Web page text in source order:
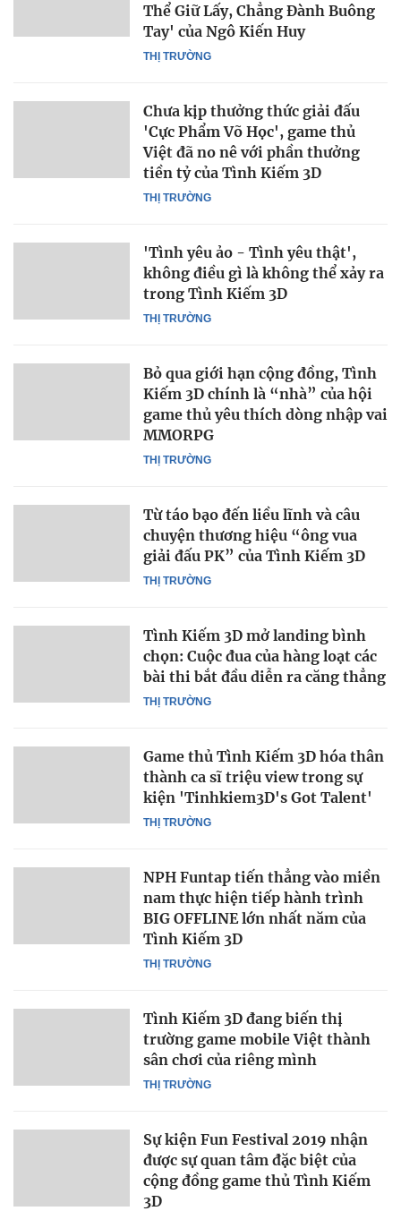
THỊ TRƯỜNG
Thể Giữ Lấy, Chẳng Đành Buông
Tay' của Ngô Kiến Huy
THỊ TRƯỜNG
Chưa kịp thưởng thức giải đấu
'Cực Phẩm Võ Học', game thủ
Việt đã no nê với phần thưởng
tiền tỷ của Tình Kiếm 3D
THỊ TRƯỜNG
'Tình yêu ảo - Tình yêu thật',
không điều gì là không thể xảy ra
trong Tình Kiếm 3D
THỊ TRƯỜNG
Bỏ qua giới hạn cộng đồng, Tình
Kiếm 3D chính là “nhà” của hội
game thủ yêu thích dòng nhập vai
MMORPG
THỊ TRƯỜNG
Từ táo bạo đến liều lĩnh và câu
chuyện thương hiệu “ông vua
giải đấu PK” của Tình Kiếm 3D
THỊ TRƯỜNG
Tình Kiếm 3D mở landing bình
chọn: Cuộc đua của hàng loạt các
bài thi bắt đầu diễn ra căng thẳng
THỊ TRƯỜNG
Game thủ Tình Kiếm 3D hóa thân
thành ca sĩ triệu view trong sự
kiện 'Tinhkiem3D's Got Talent'
THỊ TRƯỜNG
NPH Funtap tiến thẳng vào miền
nam thực hiện tiếp hành trình
BIG OFFLINE lớn nhất năm của
Tình Kiếm 3D
THỊ TRƯỜNG
Tình Kiếm 3D đang biến thị
trường game mobile Việt thành
sân chơi của riêng mình
Sự kiện Fun Festival 2019 nhận
được sự quan tâm đặc biệt của
cộng đồng game thủ Tình Kiếm
3D